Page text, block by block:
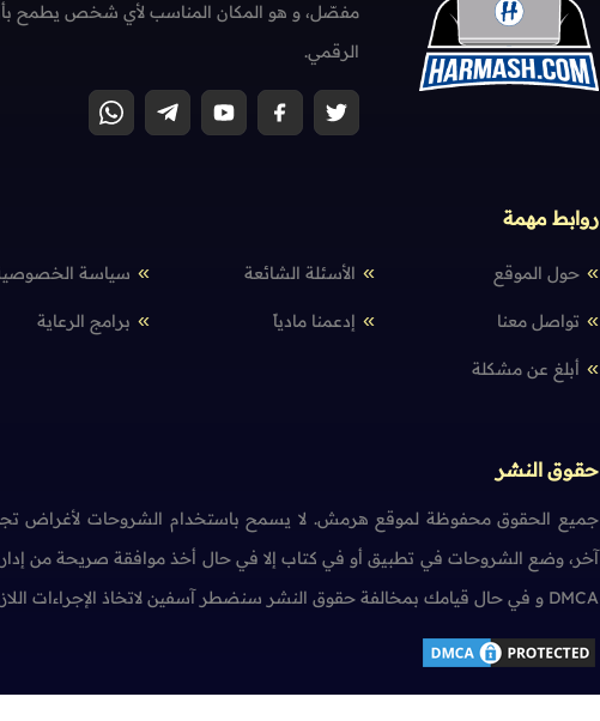
مفصّل، و هو المكان المناسب لأي شخص يطمح
الرقمي.
روابط مهمة
حول الموقع الأسئلة الشائعة سياسة
تواصل معنا إدعمنا مادياً برامج الرعاية
أبلغ عن مشكلة
حقوق النشر
جميع الحقوق محفوظة لموقع هرمش. لا يسمح باستخدام الشروحات لأغراض
آخر، وضع الشروحات في تطبيق أو في كتاب إلا في حال أخذ موافقة صريحة من
DMCA و في حال قيامك بمخالفة حقوق النشر سنضطر آسفين لاتخاذ الإجراءات اللازمة.